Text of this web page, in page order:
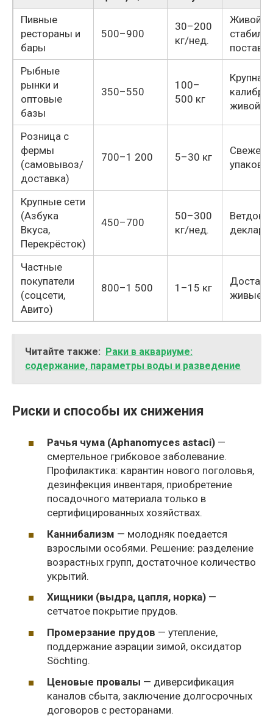
Пивные
рестораны и
бары
500–900
30–200
кг/нед.
Живой,
поставка
Рыбные
рынки и
оптовые
базы
350–550
100–
500 кг
Крупная
живой
Розница с
фермы
(самовывоз/
доставка)
700–1 200 5–30 кг
упаковка
Крупные сети
(Азбука
Вкуса,
Перекрёсток)
450–700
50–300
кг/нед.
Частные
покупатели
(соцсети,
Авито)
800–1 500 1–15 кг
живые
Читайте также: Раки в аквариуме:
содержание, параметры воды и разведение
Риски и способы их снижения
Рачья чума (Aphanomyces astaci) —
смертельное грибковое заболевание.
Профилактика: карантин нового поголовья,
дезинфекция инвентаря, приобретение
посадочного материала только в
сертифицированных хозяйствах.
Каннибализм — молодняк поедается
взрослыми особями. Решение: разделение
возрастных групп, достаточное количество
укрытий.
Хищники (выдра, цапля, норка) —
сетчатое покрытие прудов.
Промерзание прудов — утепление,
поддержание аэрации зимой, оксидатор
Söchting.
Ценовые провалы — диверсификация
каналов сбыта, заключение долгосрочных
договоров с ресторанами.